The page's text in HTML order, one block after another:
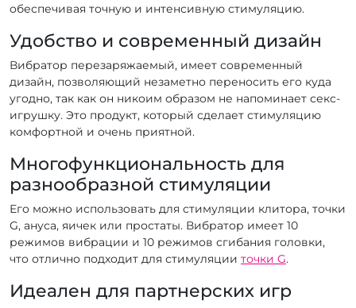
обеспечивая точную и интенсивную стимуляцию.
Удобство и современный дизайн
Вибратор перезаряжаемый, имеет современный
дизайн, позволяющий незаметно переносить его куда
угодно, так как он никоим образом не напоминает секс-
игрушку. Это продукт, который сделает стимуляцию
комфортной и очень приятной.
Многофункциональность для
разнообразной стимуляции
Его можно использовать для стимуляции клитора, точки
G, ануса, яичек или простаты. Вибратор имеет 10
режимов вибрации и 10 режимов сгибания головки,
что отлично подходит для стимуляции точки G.
Идеален для партнерских игр